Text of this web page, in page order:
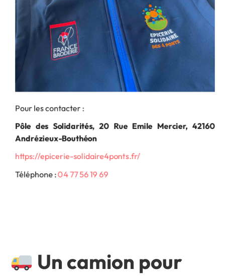
Pour les contacter :
Pôle des Solidarités, 20 Rue Emile Mercier, 42160
Andrézieux-Bouthéon
https://epicerie-solidaire4ponts.fr/
Téléphone :04 77 56 19 69
Un camion pour